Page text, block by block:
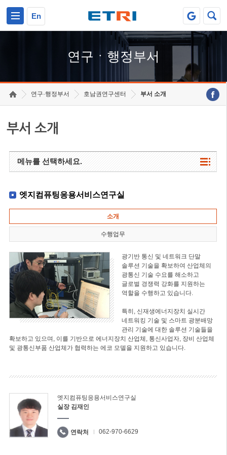
En
연구ㆍ행정부서
연구·행정부서 호남권연구센터 부서 소개
부서 소개
메뉴를 선택하세요.
엣지컴퓨팅응용서비스연구실
소개
수행업무
광기반 통신 및 네트워크 단말
솔루션 기술을 확보하여 산업체의
광통신 기술 수요를 해소하고
글로벌 경쟁력 강화를 지원하는
역할을 수행하고 있습니다.
특히, 신재생에너지장치 실시간
네트워킹 기술 및 스마트 광분배망
관리 기술에 대한 솔루션 기술들을
확보하고 있으며, 이를 기반으로 에너지장치 산업체, 통신사업자, 장비 산업체
및 광통신부품 산업체가 협력하는 에코 모델을 지원하고 있습니다.
엣지컴퓨팅응용서비스연구실
실장 김재인
연락처 062-970-6629